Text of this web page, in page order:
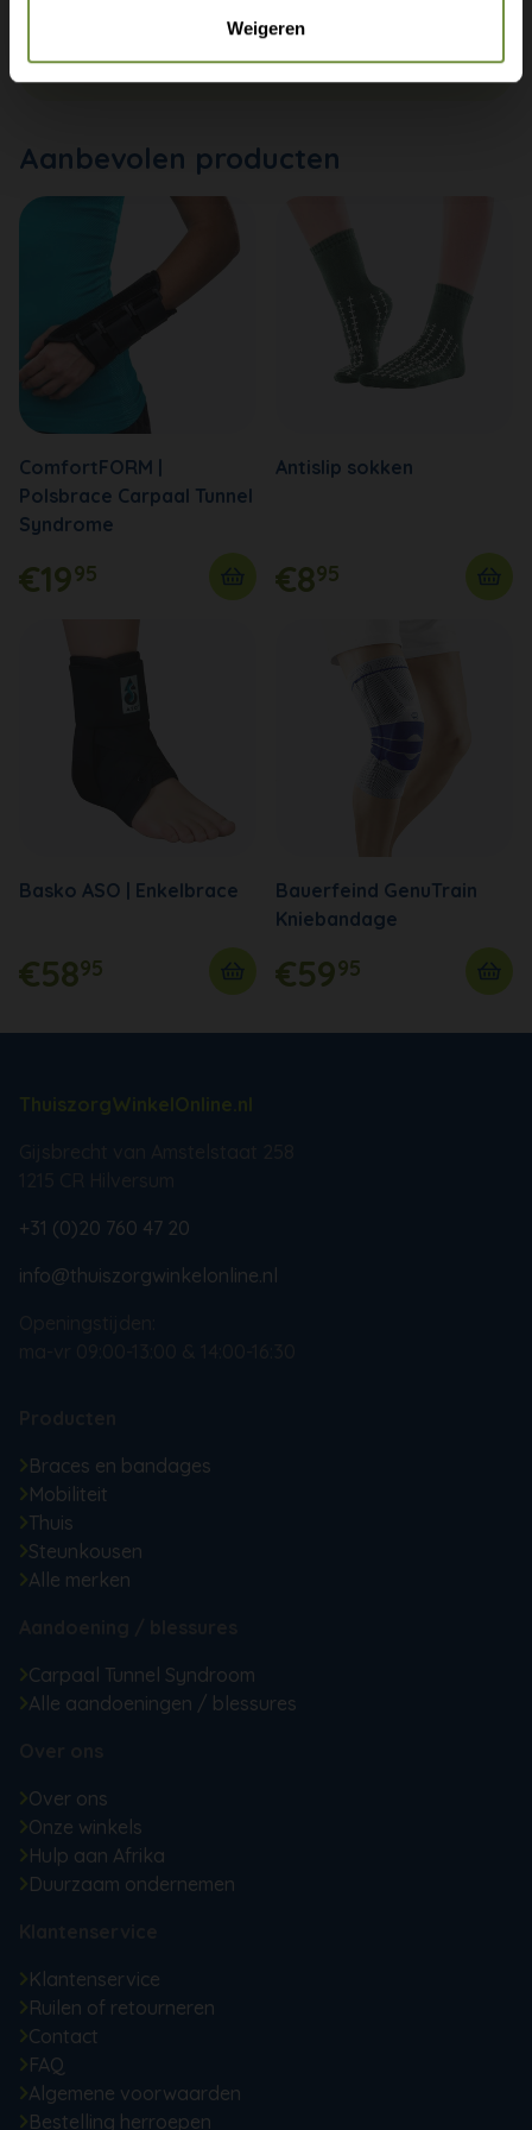
Weigeren
info@thuiszorgwinkelonline.nl
Bekijk winkels
Aanbevolen producten
ComfortFORM |
Polsbrace Carpaal Tunnel
Syndrome
€1995
Antislip sokken
€895
Basko ASO | Enkelbrace
€5895
Bauerfeind GenuTrain
Kniebandage
€5995
+31 (0)20 760 47 20
info@thuiszorgwinkelonline.nl
Braces en bandages
Mobiliteit
Thuis
Steunkousen
Alle merken
Carpaal Tunnel Syndroom
Alle aandoeningen / blessures
Over ons
Onze winkels
Hulp aan Afrika
Duurzaam ondernemen
Klantenservice
Ruilen of retourneren
Contact
FAQ
Algemene voorwaarden
Bestelling herroepen